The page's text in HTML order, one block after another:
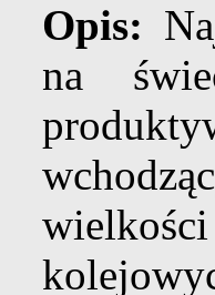
Opis:
na